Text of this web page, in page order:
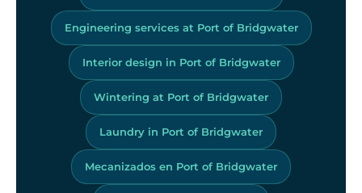
Engineering services at Port of Bridgwater
Interior design in Port of Bridgwater
Wintering at Port of Bridgwater
Laundry in Port of Bridgwater
Mecanizados en Port of Bridgwater